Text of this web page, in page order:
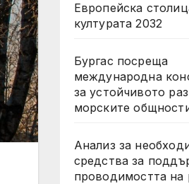
Европейска
културата 2032
Бургас посреща
международна
за устойчивото
морските
Анализ за
средства за
проводимостта на